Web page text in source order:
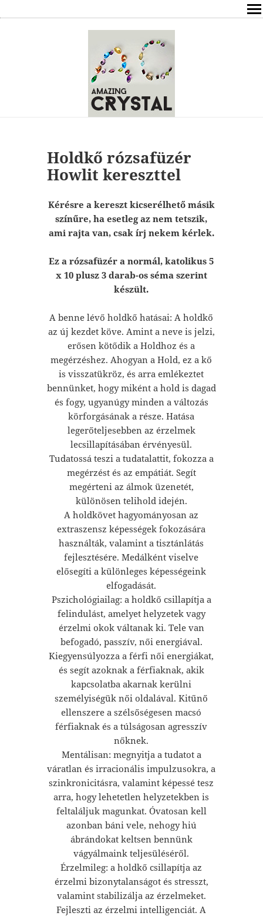
ÍRÁSOK
ÁSVÁNYOK HATÁSAI
ELÉRHETŐSÉG
ONLINE GYÓGYÍTÁS,TANÁCSADÁS
FREE
VÁSÁRLÁS / KOSÁR
Holdkő rózsafüzér
Howlit kereszttel
Kérésre a kereszt kicserélhető másik
színűre, ha esetleg az nem tetszik,
ami rajta van, csak írj nekem kérlek.
Ez a rózsafüzér a normál, katolikus 5
x 10 plusz 3 darab-os séma szerint
készült.
A benne lévő holdkő hatásai: A holdkő
az új kezdet köve. Amint a neve is jelzi,
erősen kötődik a Holdhoz és a
megérzéshez. Ahogyan a Hold, ez a kő
is visszatükröz, és arra emlékeztet
bennünket, hogy miként a hold is dagad
és fogy, ugyanúgy minden a változás
körforgásának a része. Hatása
legerőteljesebben az érzelmek
lecsillapításában érvényesül.
Tudatossá teszi a tudatalattit, fokozza a
megérzést és az empátiát. Segít
megérteni az álmok üzenetét,
különösen telihold idején.
A holdkövet hagyományosan az
extraszensz képességek fokozására
használták, valamint a tisztánlátás
fejlesztésére. Medálként viselve
elősegíti a különleges képességeink
elfogadását.
Pszichológiailag: a holdkő csillapítja a
felindulást, amelyet helyzetek vagy
érzelmi okok váltanak ki. Tele van
befogadó, passzív, női energiával.
Kiegyensúlyozza a férfi női energiákat,
és segít azoknak a férfiaknak, akik
kapcsolatba akarnak kerülni
személyiségük női oldalával. Kitűnő
ellenszere a szélsőségesen macsó
férfiaknak és a túlságosan agresszív
nőknek.
Mentálisan: megnyitja a tudatot a
váratlan és irracionális impulzusokra, a
szinkronicitásra, valamint képessé tesz
arra, hogy lehetetlen helyzetekben is
feltaláljuk magunkat. Óvatosan kell
azonban báni vele, nehogy hiú
ábrándokat keltsen bennünk
vágyálmaink teljesüléséről.
Érzelmileg: a holdkő csillapítja az
érzelmi bizonytalanságot és stresszt,
valamint stabilizálja az érzelmeket.
Fejleszti az érzelmi intelligenciát. A